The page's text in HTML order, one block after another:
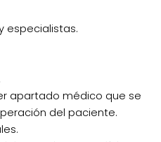
especialistas.
apartado médico que se
del paciente.